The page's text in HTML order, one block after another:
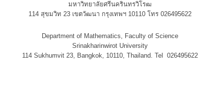
มหาวิทยาลัยศรีนครินทรวิโรฒ
114 สุขมวิท 23 เขตวัฒนา กรุงเทพฯ 10110 โทร 026495622
Department of Mathematics, Faculty of Science
Srinakharinwirot University
114 Sukhumvit 23, Bangkok, 10110, Thailand. Tel 026495622